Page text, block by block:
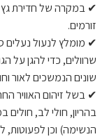
✔ במקרה של חדירת גץ
זורמים.
✔ מומלץ לנעול נעלים
שרוולים, כדי להגן על
שונים הנמשכים לאור
✔ בשל זיהום האוויר
הנשימה) וכן לפעוטות,